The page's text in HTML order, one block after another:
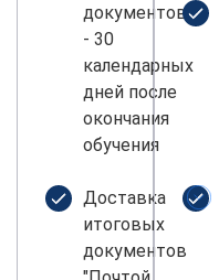
документов
- 30
календарных
дней после
окончания
обучения
Доставка
итоговых
документов